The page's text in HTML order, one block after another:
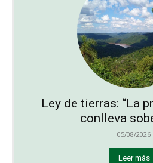
Ley de tierras: “La
conlleva
05/08/2026
Leer más